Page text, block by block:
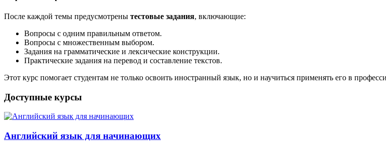
После каждой темы предусмотрены тестовые задания, включающие:
Вопросы с одним правильным ответом.
Вопросы с множественным выбором.
Задания на грамматические и лексические конструкции.
Практические задания на перевод и составление текстов.
Этот курс помогает студентам не только освоить иностранный язык, но и научиться применять его в
Доступные курсы
Английский язык для начинающих